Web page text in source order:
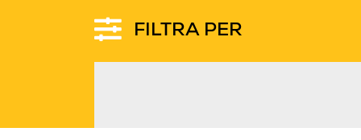
FILTRA PER